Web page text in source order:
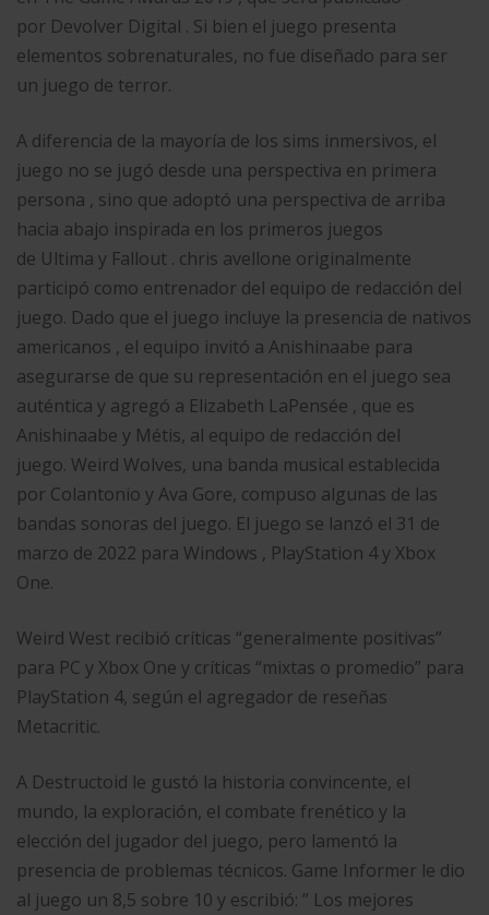
por Devolver Digital . Si bien el juego presenta
elementos sobrenaturales, no fue diseñado para ser
un juego de terror.
A diferencia de la mayoría de los sims inmersivos, el
juego no se jugó desde una perspectiva en primera
persona , sino que adoptó una perspectiva de arriba
hacia abajo inspirada en los primeros juegos
de Ultima y Fallout . chris avellone originalmente
participó como entrenador del equipo de redacción del
juego. Dado que el juego incluye la presencia de nativos
americanos , el equipo invitó a Anishinaabe para
asegurarse de que su representación en el juego sea
auténtica y agregó a Elizabeth LaPensée , que es
Anishinaabe y Métis, al equipo de redacción del
juego. Weird Wolves, una banda musical establecida
por Colantonio y Ava Gore, compuso algunas de las
bandas sonoras del juego. El juego se lanzó el 31 de
marzo de 2022 para Windows , PlayStation 4 y Xbox
One.
Weird West recibió críticas “generalmente positivas”
para PC y Xbox One y críticas “mixtas o promedio” para
PlayStation 4, según el agregador de reseñas
Metacritic.
A Destructoid le gustó la historia convincente, el
mundo, la exploración, el combate frenético y la
elección del jugador del juego, pero lamentó la
presencia de problemas técnicos. Game Informer le dio
al juego un 8,5 sobre 10 y escribió: ” Los mejores